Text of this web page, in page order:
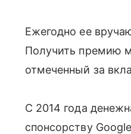
Ежегодно ее
Получить премию
отмеченный за
С 2014 года
спонсорству